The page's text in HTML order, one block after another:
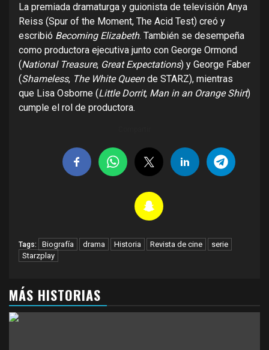
La premiada dramaturga y guionista de televisión Anya
Reiss (Spur of the Moment, The Acid Test) creó y
escribió Becoming Elizabeth. También se desempeña
como productora ejecutiva junto con George Ormond
(National Treasure, Great Expectations) y George Faber
(Shameless, The White Queende STARZ), mientras
que Lisa Osborne (Little Dorrit, Man in an Orange Shirt)
cumple el rol de productora.
Tags: Biografía drama Historia Revista de cine
serie
Starzplay
MÁS HISTORIAS